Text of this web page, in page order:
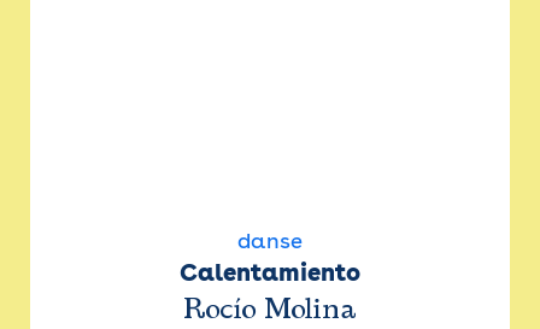
danse
Calentamiento
Rocío Molina